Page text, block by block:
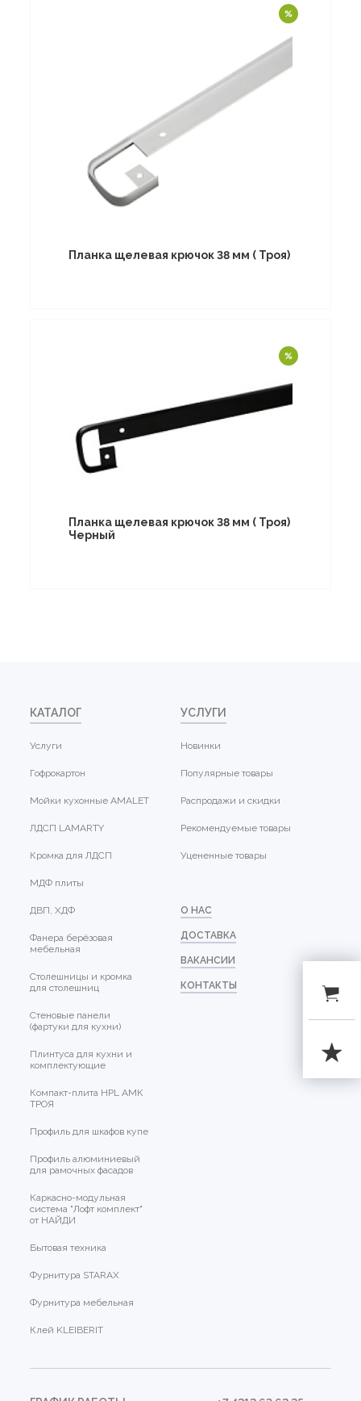
Планка щелевая крючок 38 мм ( Троя)
Планка щелевая крючок 38 мм ( Троя)
Черный
КАТАЛОГ
Услуги
Гофрокартон
Мойки кухонные AMALET
ЛДСП LAMARTY
Кромка для ЛДСП
МДФ плиты
ДВП, ХДФ
Фанера берёзовая
мебельная
Столешницы и кромка
для столешниц
Стеновые панели
(фартуки для кухни)
Плинтуса для кухни и
комплектующие
Компакт-плита HPL АМК
ТРОЯ
Профиль для шкафов купе
Профиль алюминиевый
для рамочных фасадов
Каркасно-модульная
система "Лофт комплект"
от НАЙДИ
Бытовая техника
Фурнитура STARAX
Фурнитура мебельная
Клей KLEIBERIT
УСЛУГИ
Новинки
Популярные товары
Распродажи и скидки
Рекомендуемые товары
Уцененные товары
О НАС
ДОСТАВКА
ВАКАНСИИ
КОНТАКТЫ